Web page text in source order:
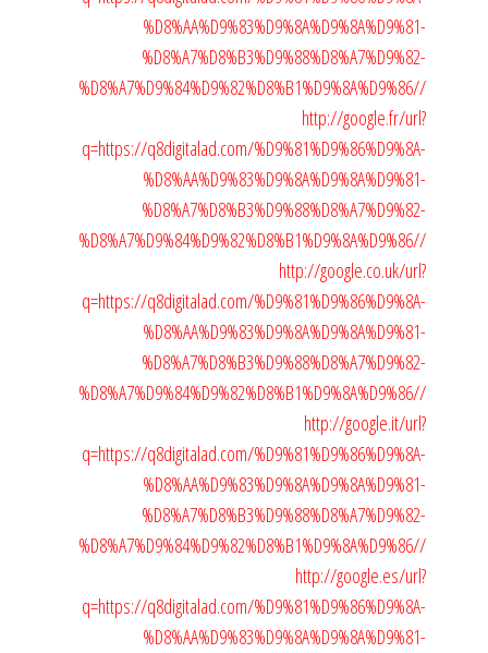
%D8%AA%D9%83%D9%8A%D9%8A%D9%81-
%D8%A7%D8%B3%D9%88%D8%A7%D9%82-
%D8%A7%D9%84%D9%82%D8%B1%D9%8A%D9%86//
http://google.fr/url?
q=https://q8digitalad.com/%D9%81%D9%86%D9%8A-
%D8%AA%D9%83%D9%8A%D9%8A%D9%81-
%D8%A7%D8%B3%D9%88%D8%A7%D9%82-
%D8%A7%D9%84%D9%82%D8%B1%D9%8A%D9%86//
http://google.co.uk/url?
q=https://q8digitalad.com/%D9%81%D9%86%D9%8A-
%D8%AA%D9%83%D9%8A%D9%8A%D9%81-
%D8%A7%D8%B3%D9%88%D8%A7%D9%82-
%D8%A7%D9%84%D9%82%D8%B1%D9%8A%D9%86//
http://google.it/url?
q=https://q8digitalad.com/%D9%81%D9%86%D9%8A-
%D8%AA%D9%83%D9%8A%D9%8A%D9%81-
%D8%A7%D8%B3%D9%88%D8%A7%D9%82-
%D8%A7%D9%84%D9%82%D8%B1%D9%8A%D9%86//
http://google.es/url?
q=https://q8digitalad.com/%D9%81%D9%86%D9%8A-
%D8%AA%D9%83%D9%8A%D9%8A%D9%81-